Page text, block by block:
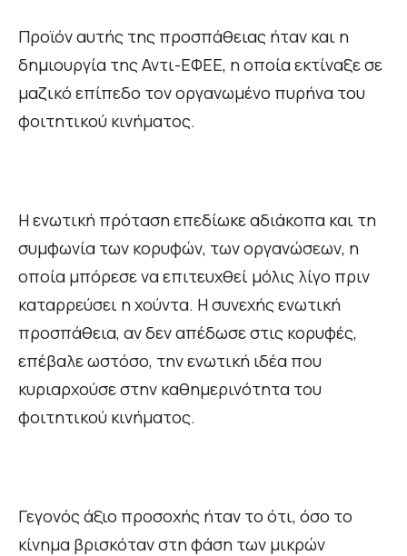
Προϊόν αυτής της προσπάθειας ήταν και η
δημιουργία της Αντι-ΕΦΕΕ, η οποία εκτίναξε σε
μαζικό επίπεδο τον οργανωμένο πυρήνα του
φοιτητικού κινήματος.
Η ενωτική πρόταση επεδίωκε αδιάκοπα και τη
συμφωνία των κορυφών, των οργανώσεων, η
οποία μπόρεσε να επιτευχθεί μόλις λίγο πριν
καταρρεύσει η χούντα. Η συνεχής ενωτική
προσπάθεια, αν δεν απέδωσε στις κορυφές,
επέβαλε ωστόσο, την ενωτική ιδέα που
κυριαρχούσε στην καθημερινότητα του
φοιτητικού κινήματος.
Γεγονός άξιο προσοχής ήταν το ότι, όσο το
κίνημα βρισκόταν στη φάση των μικρών